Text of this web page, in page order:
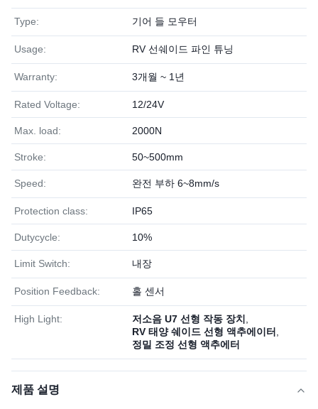
Type: 기어 들 모우터
Usage: RV 선쉐이드 파인 튜닝
Warranty: 3개월 ~ 1년
Rated Voltage: 12/24V
Max. load: 2000N
Stroke: 50~500mm
Speed: 완전 부하 6~8mm/s
Protection class: IP65
Dutycycle: 10%
Limit Switch: 내장
Position Feedback: 홀 센서
High Light: 저소음 U7 선형 작동 장치
RV 태양 쉐이드 선형 액추에이터
정밀 조정 선형 액추에터
제품 설명